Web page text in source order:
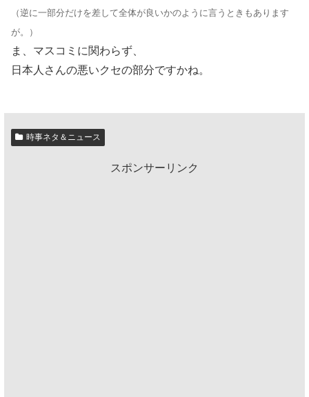
（逆に一部分だけを差して全体が良いかのように言うときもあります
が。）
ま、マスコミに関わらず、
日本人さんの悪いクセの部分ですかね。
時事ネタ＆ニュース
スポンサーリンク